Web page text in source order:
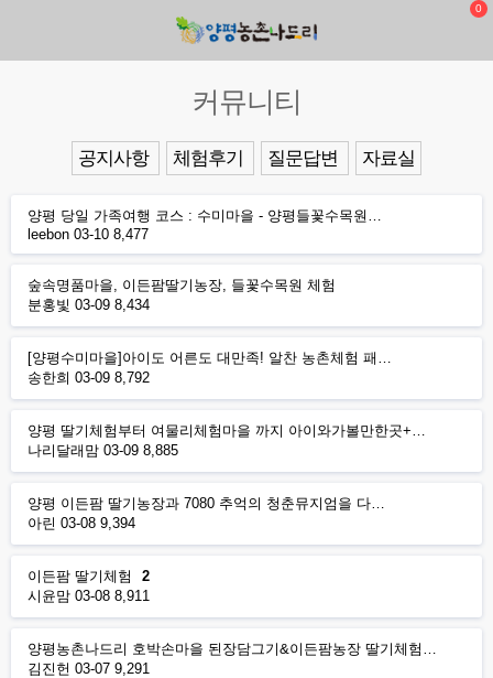
0
커뮤니티
공지사항 체험후기 질문답변 자료실
양평 당일 가족여행 코스 : 수미마을 - 양평들꽃수목원…
leebon 03-10 8,477
숲속명품마을, 이든팜딸기농장, 들꽃수목원 체험
분홍빛 03-09 8,434
[양평수미마을]아이도 어른도 대만족! 알찬 농촌체험 패…
송한희 03-09 8,792
양평 딸기체험부터 여물리체험마을 까지 아이와가볼만한곳+…
나리달래맘 03-09 8,885
양평 이든팜 딸기농장과 7080 추억의 청춘뮤지엄을 다…
아린 03-08 9,394
이든팜 딸기체험
2
시윤맘 03-08 8,911
양평농촌나드리 호박손마을 된장담그기&이든팜농장 딸기체험…
김진헌 03-07 9,291